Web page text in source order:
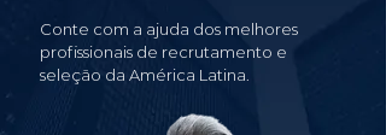
Conte com a ajuda dos melhores
profissionais de recrutamento e
seleção da América Latina.